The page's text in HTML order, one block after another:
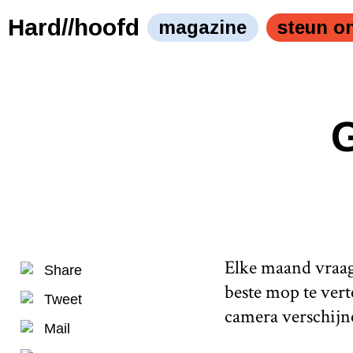
Hard//hoofd magazine steun
Elke maand
beste mop te
camera
Share
Tweet
Mail